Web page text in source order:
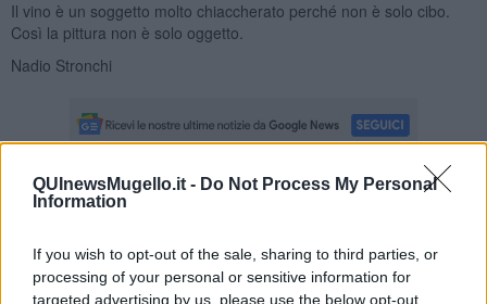
QUInewsMugello.it - Do Not Process My Personal
Information
If you wish to opt-out of the sale, sharing to third parties, or
processing of your personal or sensitive information for
targeted advertising by us, please use the below opt-out
Il vino è un soggetto molto chiaccherato perché non è solo cibo.
Così la pittura non è solo oggetto.
Nadio Stronchi
Se vuoi leggere le notizie principali della Toscana iscriviti alla
alle 20:00 direttamente nella tua casella di posta.
Basta cliccare QUI